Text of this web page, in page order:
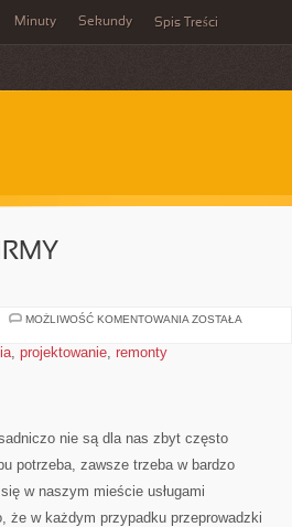
Minuty Sekundy Spis Treści
MOŻLIWOŚĆ KOMENTOWANIA SZUKAMY
ZOSTAŁA
, projektowanie, remonty
nie są dla nas zbyt często
potrzeba, zawsze trzeba w bardzo
w naszym mieście usługami
że w każdym przypadku przeprowadzki